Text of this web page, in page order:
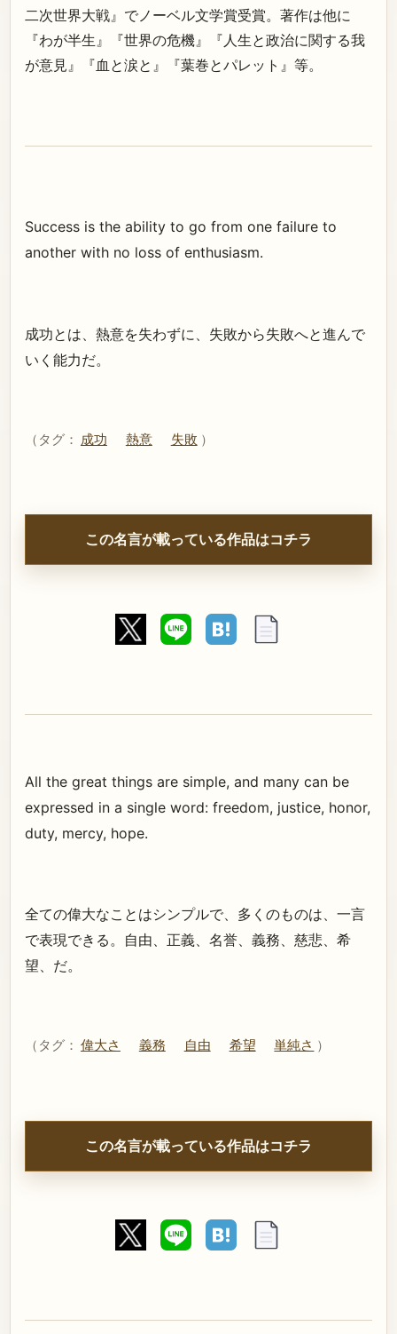
二次世界大戦』でノーベル文学賞受賞。著作は他に
『わが半生』『世界の危機』『人生と政治に関する我
が意見』『血と涙と』『葉巻とパレット』等。
Success is the ability to go from one failure to
another with no loss of enthusiasm.
成功とは、熱意を失わずに、失敗から失敗へと進んで
いく能力だ。
（タグ： 成功 熱意 失敗 ）
この名言が載っている作品はコチラ
All the great things are simple, and many can be
expressed in a single word: freedom, justice, honor,
duty, mercy, hope.
全ての偉大なことはシンプルで、多くのものは、一言
で表現できる。自由、正義、名誉、義務、慈悲、希
望、だ。
（タグ： 偉大さ 義務 自由 希望 単純さ ）
この名言が載っている作品はコチラ